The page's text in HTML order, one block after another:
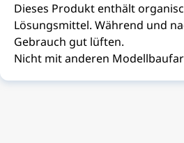
Dieses Produkt enthält
Lösungsmittel. Während und
Gebrauch gut lüften.
Nicht mit anderen